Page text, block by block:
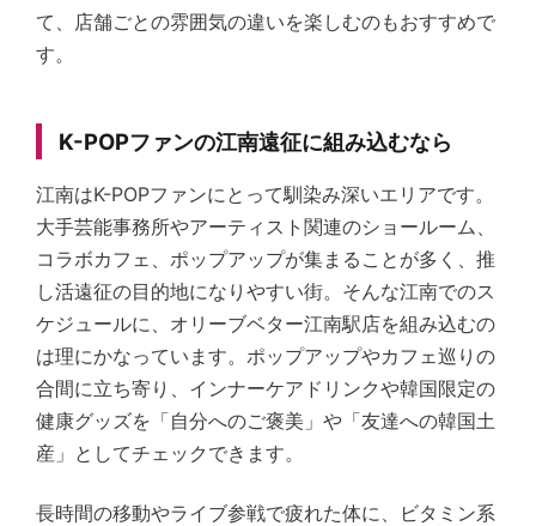
て、店舗ごとの雰囲気の違いを楽しむのもおすすめで
す。
K-POPファンの江南遠征に組み込むなら
江南はK-POPファンにとって馴染み深いエリアです。
大手芸能事務所やアーティスト関連のショールーム、
コラボカフェ、ポップアップが集まることが多く、推
し活遠征の目的地になりやすい街。そんな江南でのス
ケジュールに、オリーブベター江南駅店を組み込むの
は理にかなっています。ポップアップやカフェ巡りの
合間に立ち寄り、インナーケアドリンクや韓国限定の
健康グッズを「自分へのご褒美」や「友達への韓国土
産」としてチェックできます。
長時間の移動やライブ参戦で疲れた体に、ビタミン系